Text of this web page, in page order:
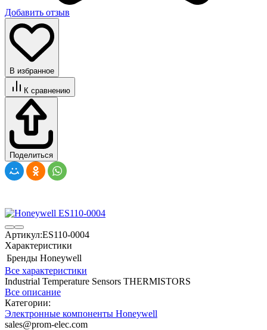
Добавить отзыв
В избранное
К сравнению
Поделиться
Артикул:ES110-0004
Характеристики
Бренды Honeywell
Все характеристики
Industrial Temperature Sensors THERMISTORS
Все описание
Категории:
Электронные компоненты Honeywell
sales@prom-elec.com